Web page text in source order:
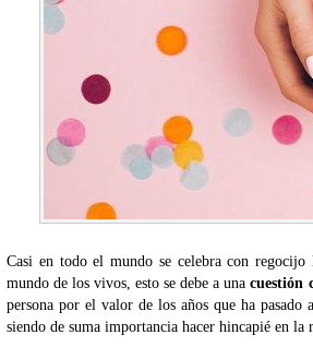
Casi en todo el mundo se celebra con
mundo de los vivos, esto se debe a unacuestión
persona por el valor de los años que ha
siendo de suma importancia hacer hincapié en la